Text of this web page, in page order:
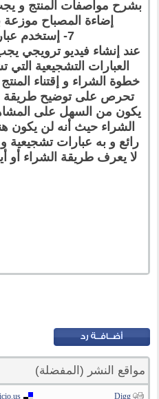
بشرح مواصفات المنتج و
إضاءة المصباح
7- إستخدم عبارات تشجيعية
عند إنشاء فيديو ترويجي
العبارات التشجيعية
خطوة الشراء و إقتناء
تحرص على توضيح طريقة
يكون من السهل على
الشراء حيث أنه لن يكون
رائع و به عبارات تشجيعية
لا يعرف طريقة الشراء
مواقع النشر (المفضلة)
Digg